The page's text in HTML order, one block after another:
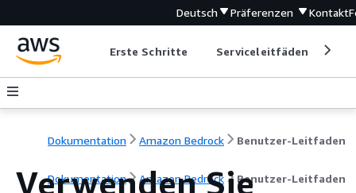
Deutsch Präferenzen Kontakt
Erste Schritte Serviceleitfäden
Dokumentation Amazon Bedrock Benutzer-Leitfaden
Dokumentation Amazon Bedrock Benutzer-Leitfaden
Verwenden Sie